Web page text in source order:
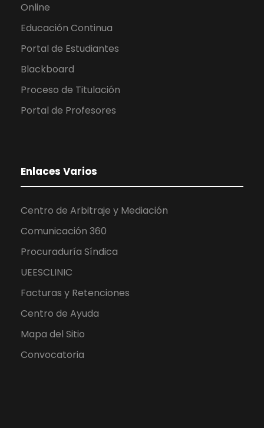
Online
Educación Continua
Portal de Estudiantes
Blackboard
Proceso de Titulación
Portal de Profesores
Enlaces Varios
Centro de Arbitraje y Mediación
Comunicación 360
Procuraduría Síndica
UEESCLINIC
Facturas y Retenciones
Centro de Ayuda
Mapa del Sitio
Convocatoria